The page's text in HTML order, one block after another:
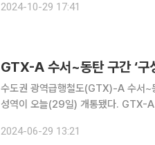
선 신설 효과가 지역 부동산 시장에
2024-10-29 17:41
GTX-A 수서~동탄 구간 ‘구
수도권 광역급행철도(GTX)-A 수서~
성역이 오늘(29일) 개통됐다. GTX-A 구성역은 지난 3월 30일 최초 개통한 GTX-A 수서~동탄 구
에서 출발한 첫 GTX 열차가 오전 5
2024-06-29 13:21